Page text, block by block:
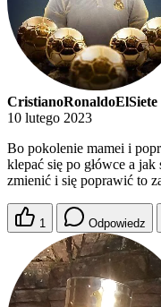
CristianoRonaldoElSiete
10 lutego 2023
Bo pokolenie mamei i
klepać się po główce a
zmienić i się poprawić to
1 Odpowiedz